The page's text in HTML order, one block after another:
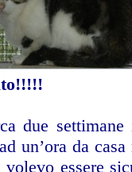
due
un’ora da
volevo essere